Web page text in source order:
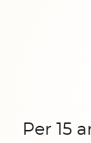
Per 15